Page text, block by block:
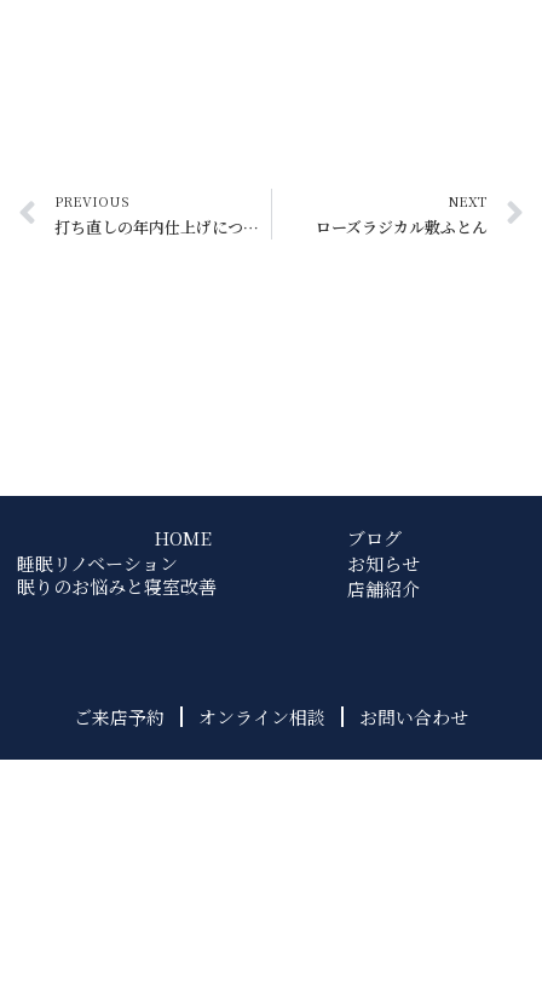
PREVIOUS
打ち直しの年内仕上げについて
NEXT
ローズラジカル敷ふとん
HOME
睡眠リノベーション
眠りのお悩みと寝室改善
ブログ
お知らせ
店舗紹介
ご来店予約 オンライン相談 お問い合わせ